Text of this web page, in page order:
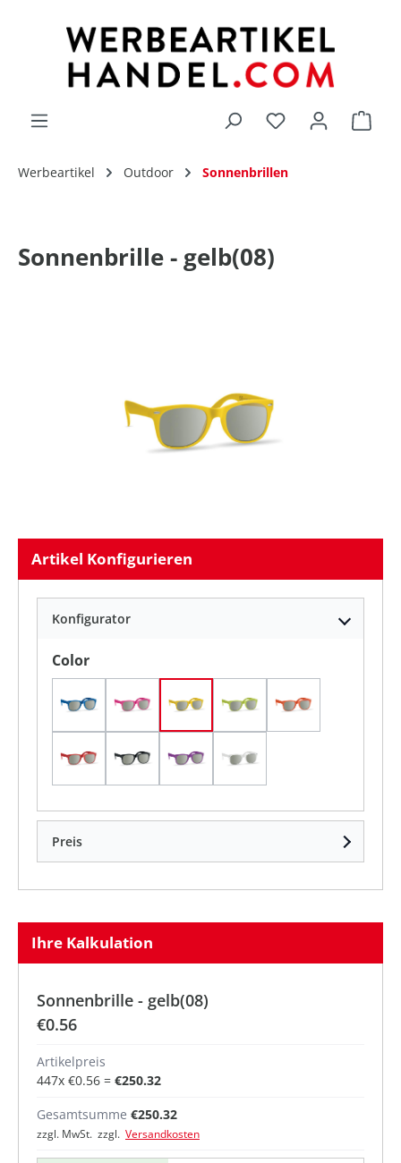
Du hast 0
Werbeartikel Outdoor Sonnenbrillen
Sonnenbrille - gelb(08)
Artikel Konfigurieren
Konfigurator
Colorauswählen
blau(04)fuchsie(38)gelb(08)limette(48)orange(10)
rot(05) schwarz(03)violett(21)weiß(06)
Preis
Ihre Kalkulation
Sonnenbrille - gelb(08)
€0.56
Artikelpreis
447x €0.56 = €250.32
Gesamtsumme €250.32
zzgl. MwSt. zzgl. Versandkosten